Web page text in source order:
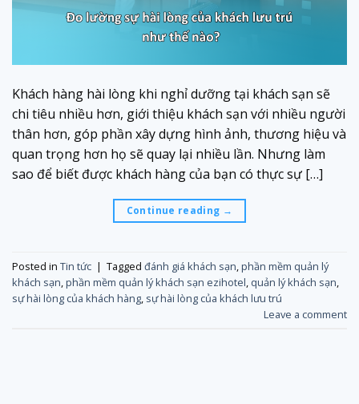
Khách hàng hài lòng khi nghỉ dưỡng tại khách sạn sẽ
chi tiêu nhiều hơn, giới thiệu khách sạn với nhiều người
thân hơn, góp phần xây dựng hình ảnh, thương hiệu và
quan trọng hơn họ sẽ quay lại nhiều lần. Nhưng làm
sao để biết được khách hàng của bạn có thực sự […]
Continue reading →
Posted in Tin tức | Tagged đánh giá khách sạn phần mềm quản lý
khách sạn phần mềm quản lý khách sạn ezihotel quản lý khách sạn
sự hài lòng của khách hàng sự hài lòng của khách lưu trú
Leave a comment